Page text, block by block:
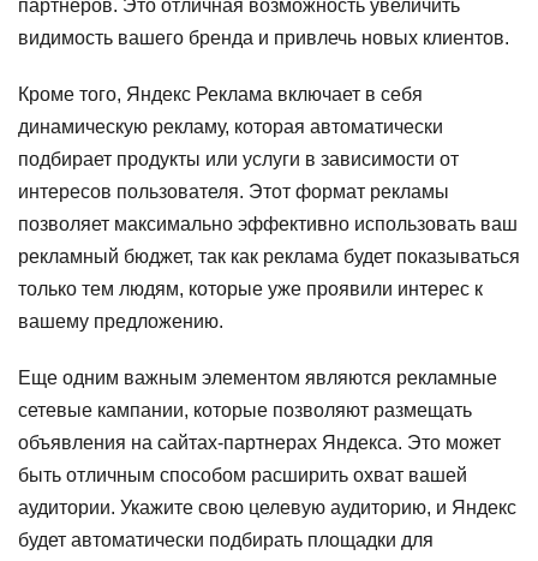
партнеров. Это отличная возможность увеличить
видимость вашего бренда и привлечь новых клиентов.
Кроме того, Яндекс Реклама включает в себя
динамическую рекламу, которая автоматически
подбирает продукты или услуги в зависимости от
интересов пользователя. Этот формат рекламы
позволяет максимально эффективно использовать ваш
рекламный бюджет, так как реклама будет показываться
только тем людям, которые уже проявили интерес к
вашему предложению.
Еще одним важным элементом являются рекламные
сетевые кампании, которые позволяют размещать
объявления на сайтах-партнерах Яндекса. Это может
быть отличным способом расширить охват вашей
аудитории. Укажите свою целевую аудиторию, и Яндекс
будет автоматически подбирать площадки для